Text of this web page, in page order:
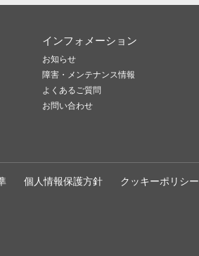
インフォメーション
お知らせ
障害・メンテナンス情報
よくあるご質問
お問い合わせ
個人情報保護方針 クッキーポリシー